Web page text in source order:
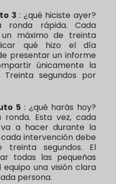
3 : ¿qué hiciste ayer?
ronda rápida. Cada
máximo de treinta
qué hizo el día
presentar un informe
únicamente la
Treinta segundos por
5 : ¿qué harás hoy?
ronda. Esta vez, cada
a hacer durante la
intervención debe
treinta segundos. El
todas las pequeñas
una visión clara
persona.